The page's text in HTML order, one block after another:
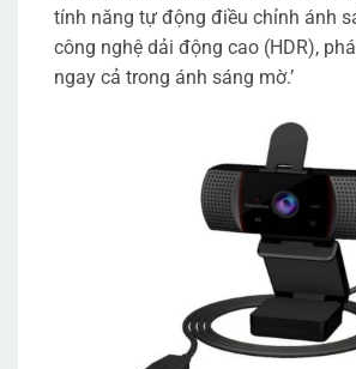
tính năng tự động điều chỉnh ánh
công nghệ dải động cao (HDR),
ngay cả trong ánh sáng mờ.’